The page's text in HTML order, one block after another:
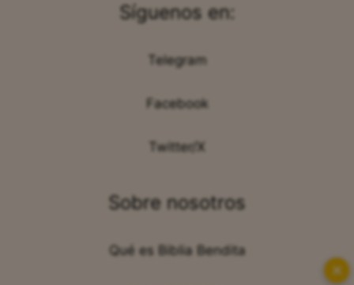
Síguenos en:
Telegram
Facebook
Twitter/X
Sobre nosotros
Qué es Biblia Bendita
✕